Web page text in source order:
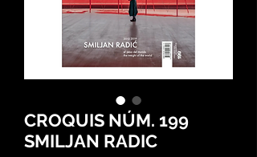
CROQUIS NÚM. 199
SMILJAN RADIC